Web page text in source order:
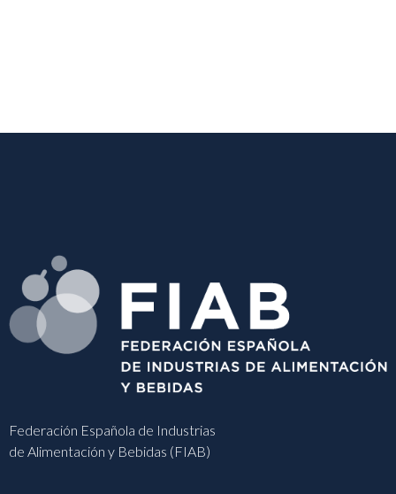
Federación Española de Industrias
de Alimentación y Bebidas (FIAB)